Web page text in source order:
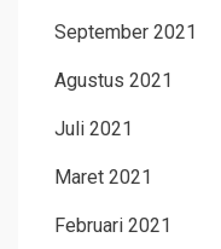
September 2021
Agustus 2021
Juli 2021
Maret 2021
Februari 2021